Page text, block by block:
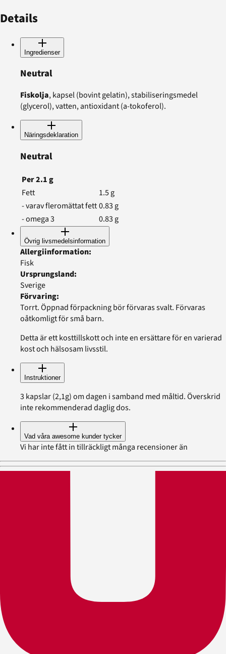
Details
Ingredienser
Neutral
Fiskolja, kapsel (bovint gelatin), stabiliseringsmedel
(glycerol), vatten, antioxidant (a-tokoferol).
Näringsdeklaration
Neutral
Per2.1g
Fett
1.5g
- varav fleromättat fett0.83 g
- omega 3
0.83 g
Övrig livsmedelsinformation
Allergiinformation:
Fisk
Ursprungsland:
Sverige
Förvaring:
Torrt. Öppnad förpackning bör förvaras svalt. Förvaras
oåtkomligt för små barn.
Detta är ett kosttillskott och inte en ersättare för en varierad
kost och hälsosam livsstil.
Instruktioner
3 kapslar (2,1g) om dagen i samband med måltid. Överskrid
inte rekommenderad daglig dos.
Vad våra awesome kunder tycker
Vi har inte fått in tillräckligt många recensioner än